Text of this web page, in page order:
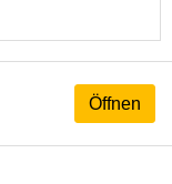
Öffnen